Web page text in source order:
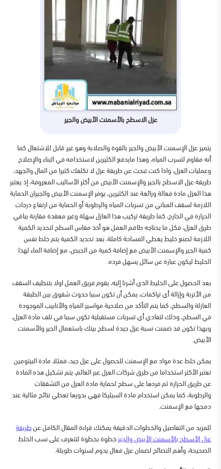
عزل الاسطح بالأسمنت الأبيض والجير
يتميز عزل الإسمنت الأبيض والجير بالقوة والصلابة وهو غير قابل للاشتعال كما
أنه مقاوم لتسرب المياه، وهذا مايدفع الكثيرين لاستخدامه في البناء والإصلاح
وعمليات العزل، واذا كنت تبحث عن طريقة عزل لا تكلفك كثيرا من المال والجهد،
طريقة عزل الاسطح بالجير والإسمنت الأبيض من أكثر الأساليب المعروفة، إذ يعتبر
هذا العزل مادة فعالة ورائعة عند الكثيرين، يوفر الإسمنت الأبيض والجيران الحماية
اللازمة لسقف المباني من تسربات المياه والرطوبة أو الحماية من ارتفاع درجات
الحرارة في الخارج، كما طريقة تركيب هذا العازل سهلة وغير معقدة مقارنة بباقي
طرق العزل، فكل ما يحتاجه طاقم العمل هو أخذ مقاس السطح لتحديد الكمية
اللازمة لصنع خليط يغطي المساحة كاملة، بعد تحديد الكمية يتم خلط نفس
كمية الجير والإسمنت الأبيض مع إضافة كمية من الجبص، مع إضافة الماء لهذا
الخليط ليكون عبارة عن سائل يسهل فرده.
بعد الحصول على الخليط الذي أشرنا إليه، يقوم فريق العمل اولا بتنظيف السقف
من الأتربة وإزالة أي تراكمات، يمكن أن تكون سببا حدوث شقوق بين الطبقة
العازلة والسطح، كما يتم التأكد من صلاحية مواسير المياه والأنابيب الموجودة
في السطح، وذلك لتفادي أي تسربات مستقبلية تكون سببا في تلف مادة العزل،
وبهذا تكون قد ضمنت نسبة عزل جيدة لسطح بيتك باستعمال الجير والأسمنت
الأبيض.
يمكن خلط عدة مواد مع الإسمنت للحصول على عزل جيد، فمثلا مادة البيتومين
تعتبر الأكثر استخداما من طرق شركات العزل عبر العالم، يتم تشكيل هذه المادة
عن طريق الحرارة ثم فردها على سطح لحماية مادة العزل من التشققات
والرطوبة، كما يمكن استخدام مادة السيليكا فهي بدورها تعطي نتائج مثالية عند
دمجها مع الإسمنت.
للمزيد من التفاصيل والخطوات الدقيقة يمكنك قراءة المقال الكامل عنطريقة
عزل الأسطح بالأسمنت الأبيض والجيرخطوة بخطوة لتتعرف على نسب الخلط
الصحيحة، وأهم النصائح لضمان عزل فعال يدوم لسنوات طويلة.